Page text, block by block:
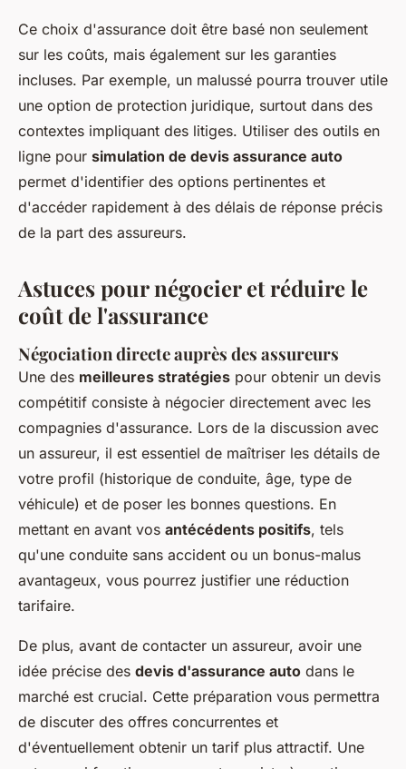
Ce choix d'assurance doit être basé non seulement
sur les coûts, mais également sur les garanties
incluses. Par exemple, un malussé pourra trouver utile
une option de protection juridique, surtout dans des
contextes impliquant des litiges. Utiliser des outils en
ligne pour simulation de devis assurance auto
permet d'identifier des options pertinentes et
d'accéder rapidement à des délais de réponse précis
de la part des assureurs.
Astuces pour négocier et réduire le
coût de l'assurance
Négociation directe auprès des assureurs
Une des meilleures stratégies pour obtenir un devis
compétitif consiste à négocier directement avec les
compagnies d'assurance. Lors de la discussion avec
un assureur, il est essentiel de maîtriser les détails de
votre profil (historique de conduite, âge, type de
véhicule) et de poser les bonnes questions. En
mettant en avant vos antécédents positifs, tels
qu'une conduite sans accident ou un bonus-malus
avantageux, vous pourrez justifier une réduction
tarifaire.
De plus, avant de contacter un assureur, avoir une
idée précise des devis d'assurance auto dans le
marché est crucial. Cette préparation vous permettra
de discuter des offres concurrentes et
d'éventuellement obtenir un tarif plus attractif. Une